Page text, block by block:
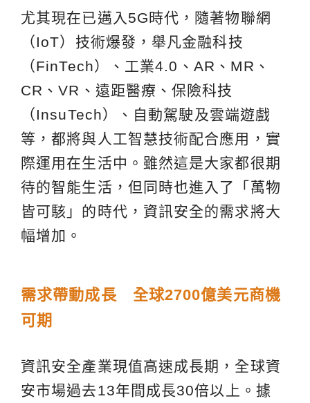
尤其現在已邁入5G時代，隨著物聯網
（IoT）技術爆發，舉凡金融科技
（FinTech）、工業4.0、AR、MR、
CR、VR、遠距醫療、保險科技
（InsuTech）、自動駕駛及雲端遊戲
等，都將與人工智慧技術配合應用，實
際運用在生活中。雖然這是大家都很期
待的智能生活，但同時也進入了「萬物
皆可駭」的時代，資訊安全的需求將大
幅增加。
需求帶動成長 全球2700億美元商機
可期
資訊安全產業現值高速成長期，全球資
安市場過去13年間成長30倍以上。據